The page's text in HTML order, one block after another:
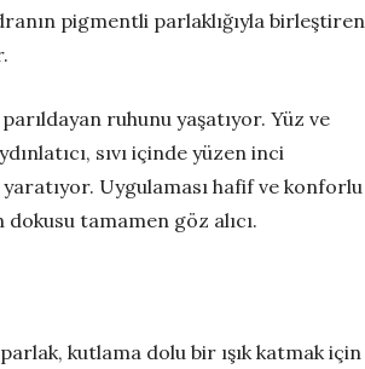
pigmentli parlaklığıyla birleştiren
ruhunu yaşatıyor. Yüz ve
sıvı içinde yüzen inci
Uygulaması hafif ve konforlu
dokusu tamamen göz alıcı.
kutlama dolu bir ışık katmak için